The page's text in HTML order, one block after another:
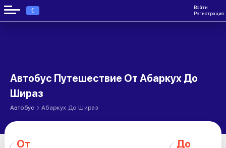
€
Войти
Регистрация
Автобус Путешествие От Абаркух До
Шираз
Автобус › Абаркух До Шираз
От
До